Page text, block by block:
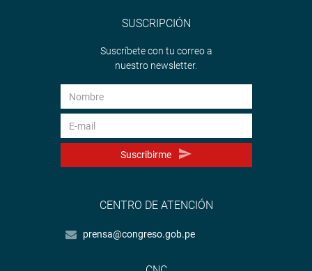
SUSCRIPCIÓN
Suscríbete con tu correo a
nuestro newsletter.
Suscribirme
CENTRO DE ATENCIÓN
prensa@congreso.gob.pe